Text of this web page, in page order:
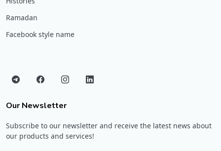
Ramadan
Facebook style name
Our Newsletter
Subscribe to our newsletter and receive the latest news about
our products and services!